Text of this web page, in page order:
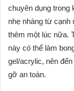
chuyên dụng trong
nhẹ nhàng từ cạnh
thêm một lúc nữa.
này có thể làm
gel/acrylic, nên
gỡ an toàn.